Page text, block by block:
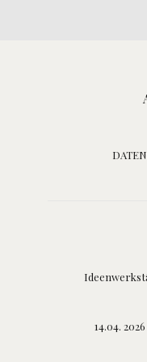
14.04.